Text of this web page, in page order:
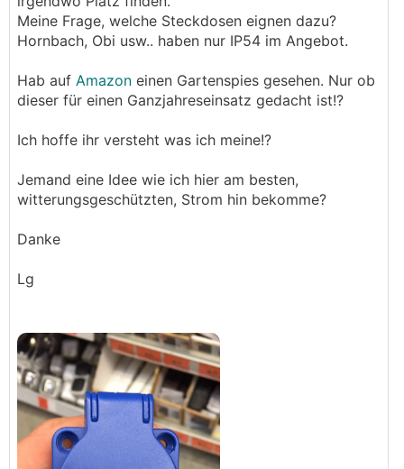
Meine Frage, welche Steckdosen eignen dazu?
Hornbach, Obi usw.. haben nur IP54 im Angebot.
Hab auf Amazon einen Gartenspies gesehen. Nur ob
dieser für einen Ganzjahreseinsatz gedacht ist!?
Ich hoffe ihr versteht was ich meine!?
Jemand eine Idee wie ich hier am besten,
witterungsgeschützten, Strom hin bekomme?
Danke
Lg